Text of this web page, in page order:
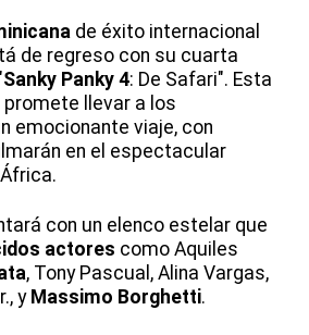
de éxito internacional
de regreso con su cuarta
Sanky Panky 4: De Safari". Esta
llevar a los
emocionante viaje, con
en el espectacular
con un elenco estelar que
actores como Aquiles
, Tony Pascual, Alina Vargas,
y Massimo Borghetti.